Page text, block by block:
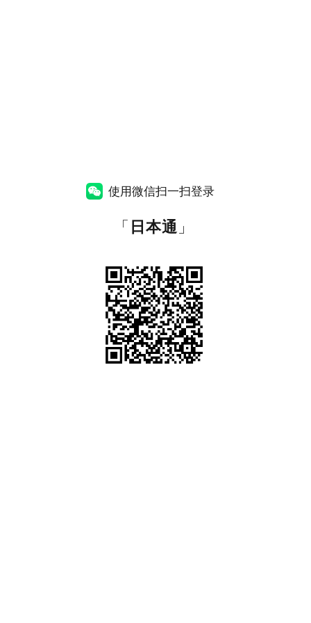
使用微信扫一扫登录
「 日本通 」